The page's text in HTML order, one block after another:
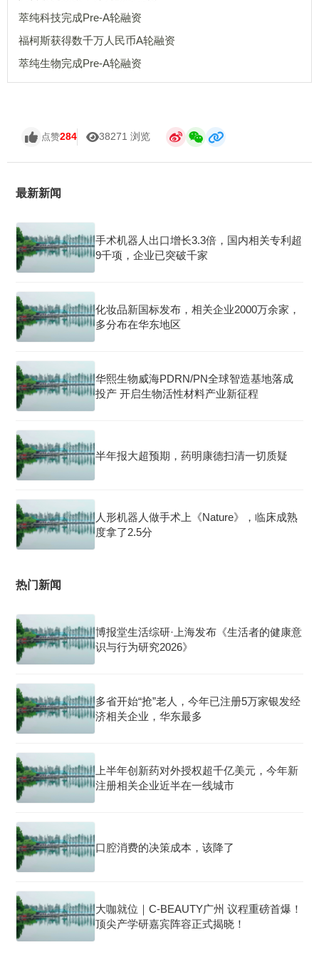
萃纯科技完成Pre-A轮融资
福柯斯获得数千万人民币A轮融资
萃纯生物完成Pre-A轮融资
点赞284 38271 浏览
最新新闻
手术机器人出口增长3.3倍，国内相关专利超
9千项，企业已突破千家
化妆品新国标发布，相关企业2000万余家，
多分布在华东地区
华熙生物威海PDRN/PN全球智造基地落成
投产 开启生物活性材料产业新征程
半年报大超预期，药明康德扫清一切质疑
人形机器人做手术上《Nature》，临床成熟
度拿了2.5分
热门新闻
博报堂生活综研·上海发布《生活者的健康意
识与行为研究2026》
多省开始“抢”老人，今年已注册5万家银发经
济相关企业，华东最多
上半年创新药对外授权超千亿美元，今年新
注册相关企业近半在一线城市
口腔消费的决策成本，该降了
大咖就位｜C-BEAUTY广州 议程重磅首爆！
顶尖产学研嘉宾阵容正式揭晓！